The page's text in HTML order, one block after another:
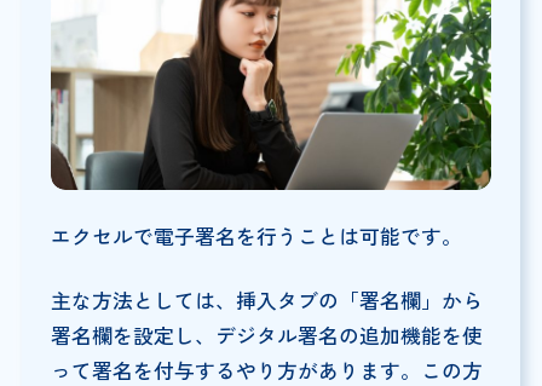
エクセルで電子署名を行うことは可能です。
主な方法としては、挿入タブの「署名欄」から
署名欄を設定し、デジタル署名の追加機能を使
って署名を付与するやり方があります。この方